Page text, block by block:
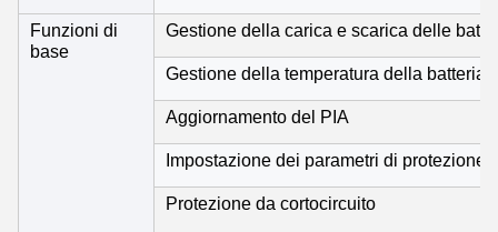
Funzioni di
base
Gestione della carica e scarica delle
Gestione della temperatura della batteria
Aggiornamento del PIA
Impostazione dei parametri di protezione
Protezione da cortocircuito